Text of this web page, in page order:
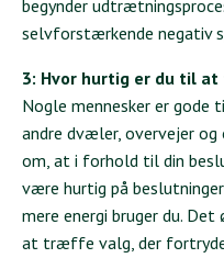
begynder
selvforstærkende negativ
3: Hvor hurtig er du til
Nogle mennesker er
andre dvæler, overvejer
om, at i forhold til din
være hurtig på
mere energi bruger du.
at træffe valg, der